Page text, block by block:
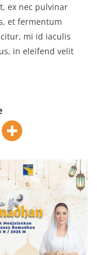
ex nec pulvinar
et fermentum
mi id iaculis
in eleifend velit